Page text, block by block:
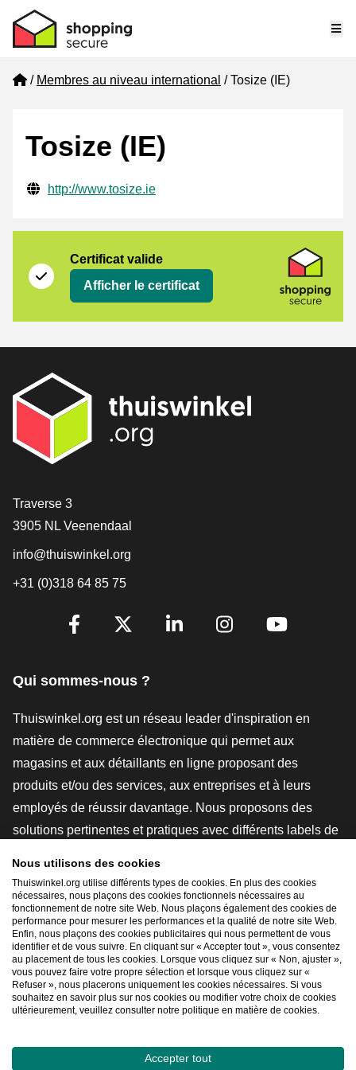
Home
Membres au niveau international Tosize (IE)
Tosize (IE)
Informations de contact vérifiées
Website URL
http://www.tosize.ie
Certificat valide
Afficher le certificat
[_General:Contact]
Traverse 3
3905 NL Veenendaal
info@thuiswinkel.org
+31 (0)318 64 85 75
[_General:SocialMediaTitle]
Qui sommes-nous ?
Thuiswinkel.org est un réseau leader d'inspiration en
matière de commerce électronique qui permet aux
magasins et aux détaillants en ligne proposant des
produits et/ou des services, aux entreprises et à leurs
employés de réussir davantage. Nous proposons des
solutions pertinentes et pratiques avec différents labels de
études de marché, et nous disposons de notre propre
plateforme d'enseignement, la Thuiswinkel e-Academy.
Naviguer rapidement
©Thuiswinkel.org
Nous utilisons des cookies
Thuiswinkel.org utilise différents types de cookies. En plus des cookies
nécessaires, nous plaçons des cookies fonctionnels nécessaires au
fonctionnement de notre site Web. Nous plaçons également des cookies de
performance pour mesurer les performances et la qualité de notre site Web.
Enfin, nous plaçons des cookies publicitaires qui nous permettent de vous
identifier et de vous suivre. En cliquant sur « Accepter tout », vous consentez
au placement de tous les cookies. Lorsque vous cliquez sur « Non, ajuster »,
vous pouvez faire votre propre sélection et lorsque vous cliquez sur «
Refuser », nous placerons uniquement les cookies nécessaires. Si vous
souhaitez en savoir plus sur nos cookies ou modifier votre choix de cookies
ultérieurement, veuillez consulter notre politique en matière de cookies.
Accepter tout